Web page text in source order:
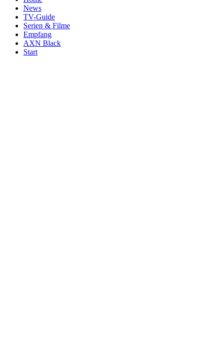
News
TV-Guide
Serien & Filme
Empfang
AXN Black
Start